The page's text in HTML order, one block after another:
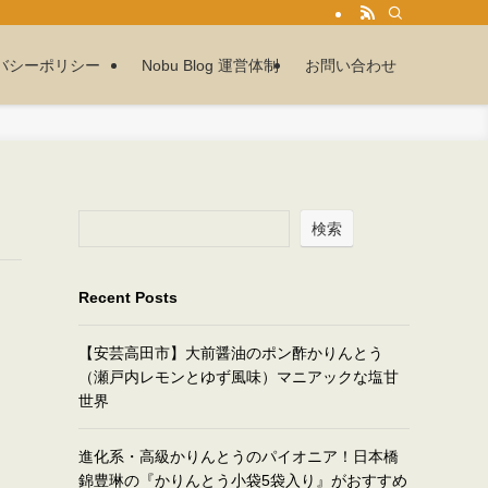
シーポリシー Nobu Blog 運営体制 お問い合わせ
検索
Recent Posts
【安芸高田市】大前醤油のポン酢かりんとう
（瀬戸内レモンとゆず風味）マニアックな塩甘
世界
進化系・高級かりんとうのパイオニア！日本橋
錦豊琳の『かりんとう小袋5袋入り』がおすすめ